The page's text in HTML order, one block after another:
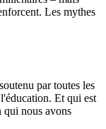
Les mythes
par toutes les
Et qui est
qui nous avons